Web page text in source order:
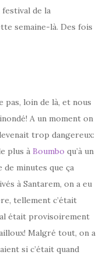
de la
semaine-là. Des fois
pas, loin de là, et nous
A un moment on
trop dangereux:
plus à Boumbo qu’à un
de minutes que ça
à Santarem, on a eu
tellement c’était
était provisoirement
Malgré tout, on a
si c’était quand